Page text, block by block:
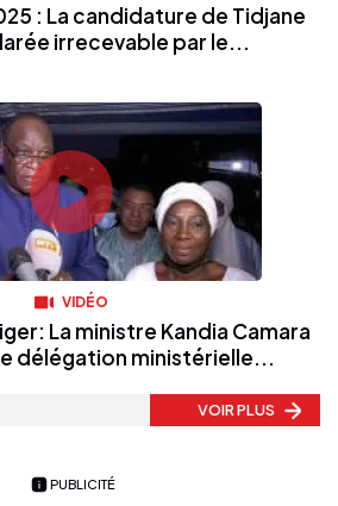
: La candidature de Tidjane
irrecevable par le...
VIDÉO
La ministre Kandia Camara
délégation ministérielle...
VOIR PLUS
PUBLICITÉ